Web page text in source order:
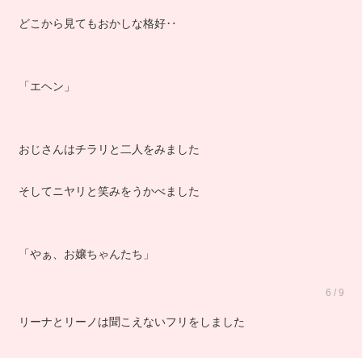
どこから見てもおかしな格好‥
「エヘン」
おじさんはチラリと二人をみました
そしてニヤリと笑みをうかべました
「やぁ、お嬢ちゃんたち」
6 / 9
リーナとリーノは聞こえないフリをしました